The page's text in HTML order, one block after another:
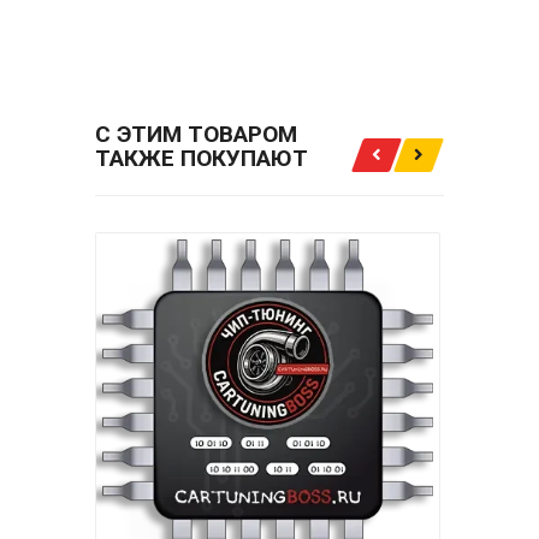
С ЭТИМ ТОВАРОМ
ТАКЖЕ ПОКУПАЮТ